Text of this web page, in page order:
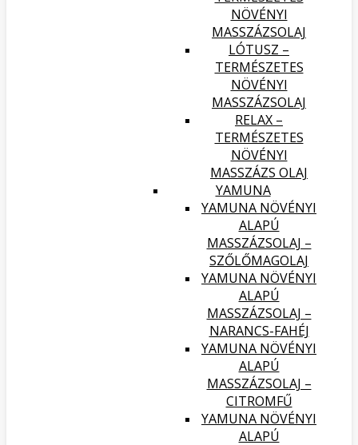
NÖVÉNYI
MASSZÁZSOLAJ
LÓTUSZ –
TERMÉSZETES
NÖVÉNYI
MASSZÁZSOLAJ
RELAX –
TERMÉSZETES
NÖVÉNYI
MASSZÁZS OLAJ
YAMUNA
YAMUNA NÖVÉNYI
ALAPÚ
MASSZÁZSOLAJ –
SZŐLŐMAGOLAJ
YAMUNA NÖVÉNYI
ALAPÚ
MASSZÁZSOLAJ –
NARANCS-FAHÉJ
YAMUNA NÖVÉNYI
ALAPÚ
MASSZÁZSOLAJ –
CITROMFŰ
YAMUNA NÖVÉNYI
ALAPÚ